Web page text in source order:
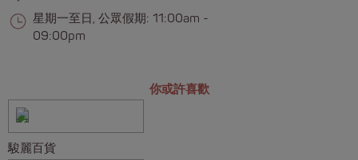
星期一至日, 公眾假期: 11:00am -
09:00pm
你或許喜歡
駿麗百貨